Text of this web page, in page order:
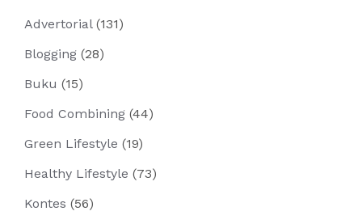
Advertorial (131)
Blogging (28)
Buku (15)
Food Combining (44)
Green Lifestyle (19)
Healthy Lifestyle (73)
Kontes (56)